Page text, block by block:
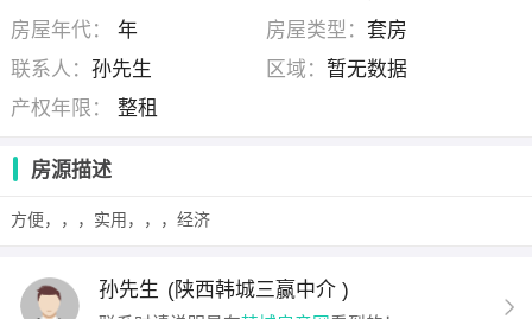
房屋年代：
年 房屋类型： 套房
联系人：孙先生 区域： 暂无数据
产权年限：
整租
房源描述
方便，，，实用，，，经济
孙先生 (陕西韩城三赢中介 )